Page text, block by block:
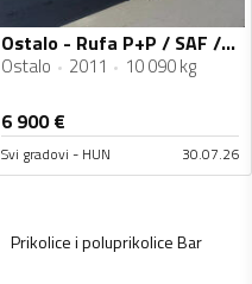
Ostalo - Rufa P+P / SAF / Edscha / Poluprikolica sa ceradom / MO2954
Ostalo 2011 10 090 kg
6 900€
Svi gradovi - HUN 30.07.26
Prikolice i poluprikoliceBar